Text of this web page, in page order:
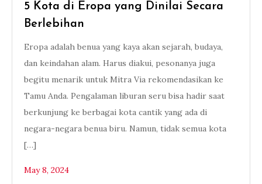
5 Kota di Eropa yang Dinilai Secara
Berlebihan
Eropa adalah benua yang kaya akan sejarah, budaya,
dan keindahan alam. Harus diakui, pesonanya juga
begitu menarik untuk Mitra Via rekomendasikan ke
Tamu Anda. Pengalaman liburan seru bisa hadir saat
berkunjung ke berbagai kota cantik yang ada di
negara-negara benua biru. Namun, tidak semua kota
[…]
May 8, 2024